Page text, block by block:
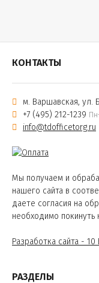
КОНТАКТЫ
м. Варшавская, ул.
+7 (495) 212-1239
info@tdofficetorg.ru
Мы получаем и
нашего сайта в
даете согласия на
необходимо покинуть
Разработка сайта - 10
РАЗДЕЛЫ